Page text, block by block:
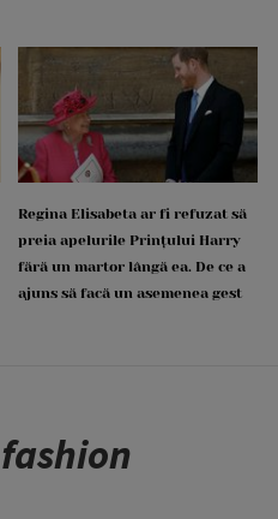
Regina Elisabeta ar fi refuzat să
preia apelurile Prințului Harry
fără un martor lângă ea. De ce a
ajuns să facă un asemenea gest
fashion